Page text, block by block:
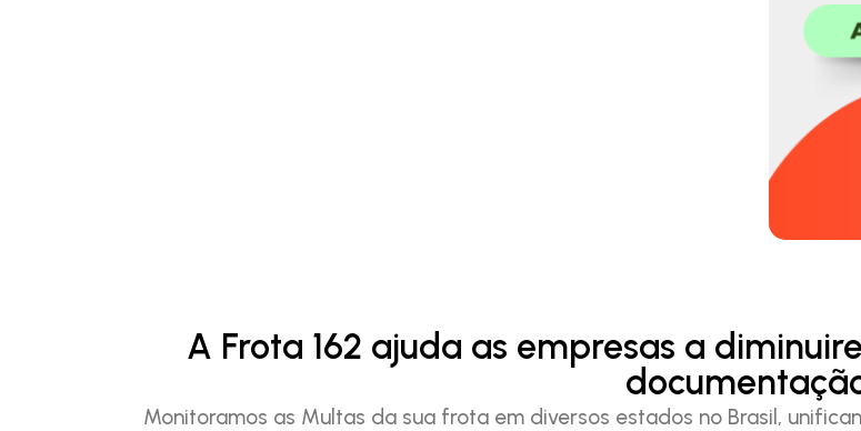
A Frota 162 ajuda as empresas a
Monitoramos as Multas da sua frota em diversos estados no Brasil,